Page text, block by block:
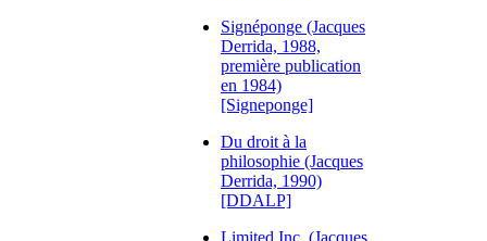
Signéponge (Jacques
Derrida, 1988,
première publication
en 1984)
[Signeponge]
Du droit à la
philosophie (Jacques
Derrida, 1990)
[DDALP]
Limited Inc. (Jacques